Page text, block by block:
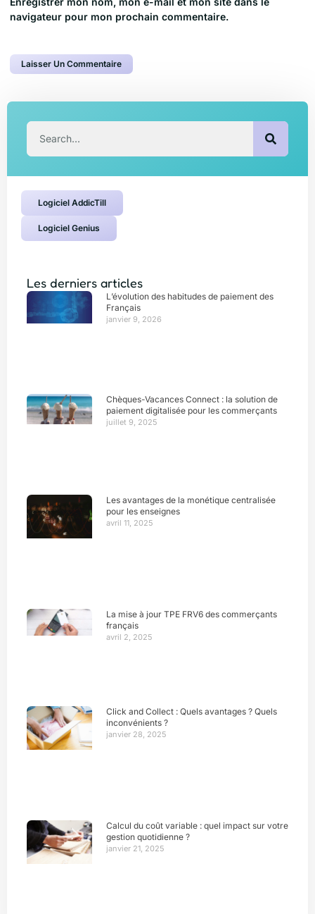
navigateur pour mon prochain commentaire.
Logiciel AddicTill
Logiciel Genius
Les derniers articles
L’évolution des habitudes de paiement des
Français
janvier 9, 2026
Chèques-Vacances Connect : la solution de
paiement digitalisée pour les commerçants
juillet 9, 2025
Les avantages de la monétique centralisée
pour les enseignes
avril 11, 2025
La mise à jour TPE FRV6 des commerçants
français
avril 2, 2025
Click and Collect : Quels avantages ? Quels
inconvénients ?
janvier 28, 2025
Calcul du coût variable : quel impact sur votre
gestion quotidienne ?
janvier 21, 2025